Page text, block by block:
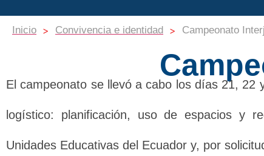
Inicio > Convivencia e identidad > Campeonato
El campeonato se llevó a cabo los días 21, 22
logístico: planificación, uso de espacios y
Unidades Educativas del Ecuador y, por